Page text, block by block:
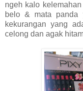
ngeh kalo
belo & mata panda
kekurangan yang
celong dan agak